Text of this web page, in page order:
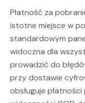
Płatność za
istotne miejsce w
standardowym
widoczna dla
prowadzić do
przy dostawie
obsługuje